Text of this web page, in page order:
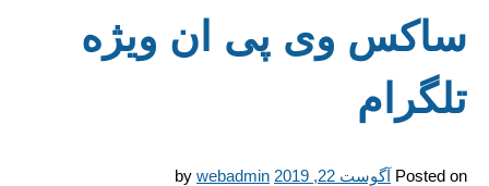
ساکس وی پی ان ویژه
تلگرام
Posted on آگوست 22, 2019 by webadmin